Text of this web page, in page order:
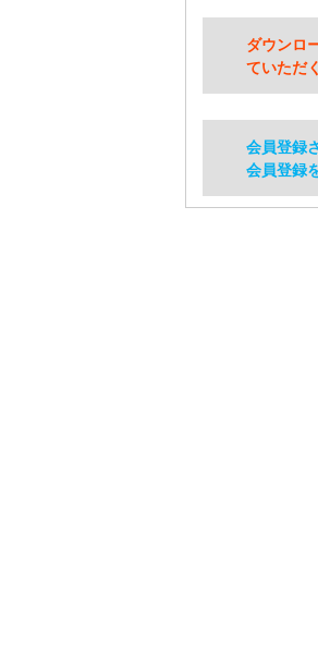
ダウンロ
ていただ
会員登録
会員登録